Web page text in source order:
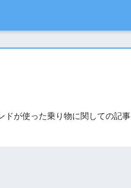
ドが使った乗り物に関しての記事